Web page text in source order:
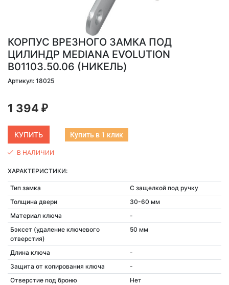
КОРПУС ВРЕЗНОГО ЗАМКА ПОД
ЦИЛИНДР MEDIANA EVOLUTION
B01103.50.06 (НИКЕЛЬ)
Артикул: 18025
1 394 ₽
Купить в 1 клик
В НАЛИЧИИ
ХАРАКТЕРИСТИКИ:
Тип замка
С защелкой под ручку
Толщина двери
30-60 мм
Материал ключа
-
Бэксет (удаление ключевого
отверстия)
50 мм
Длина ключа
-
Защита от копирования ключа
-
Отверстие под броню
Нет